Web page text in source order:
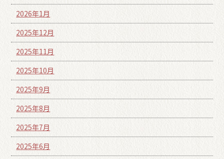
2026年1月
2025年12月
2025年11月
2025年10月
2025年9月
2025年8月
2025年7月
2025年6月